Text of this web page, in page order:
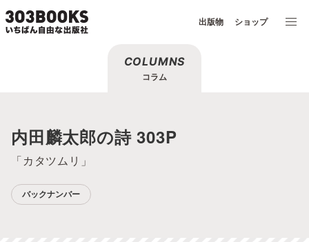
出版物 ショップ
COLUMNS
コラム
内田麟太郎の詩 303P
「カタツムリ」
バックナンバー